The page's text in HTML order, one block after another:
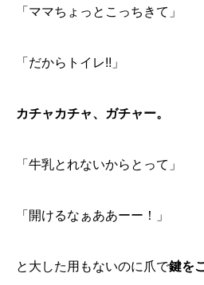
「ママちょっとこっちきて」
「だからトイレ!!」
カチャカチャ、ガチャー。
「牛乳とれないからとって」
「開けるなぁああーー！」
と大した用もないのに爪で鍵を